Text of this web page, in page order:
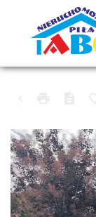
PIŁA, GÓRNE
DOM NA SPRZEDAŻ